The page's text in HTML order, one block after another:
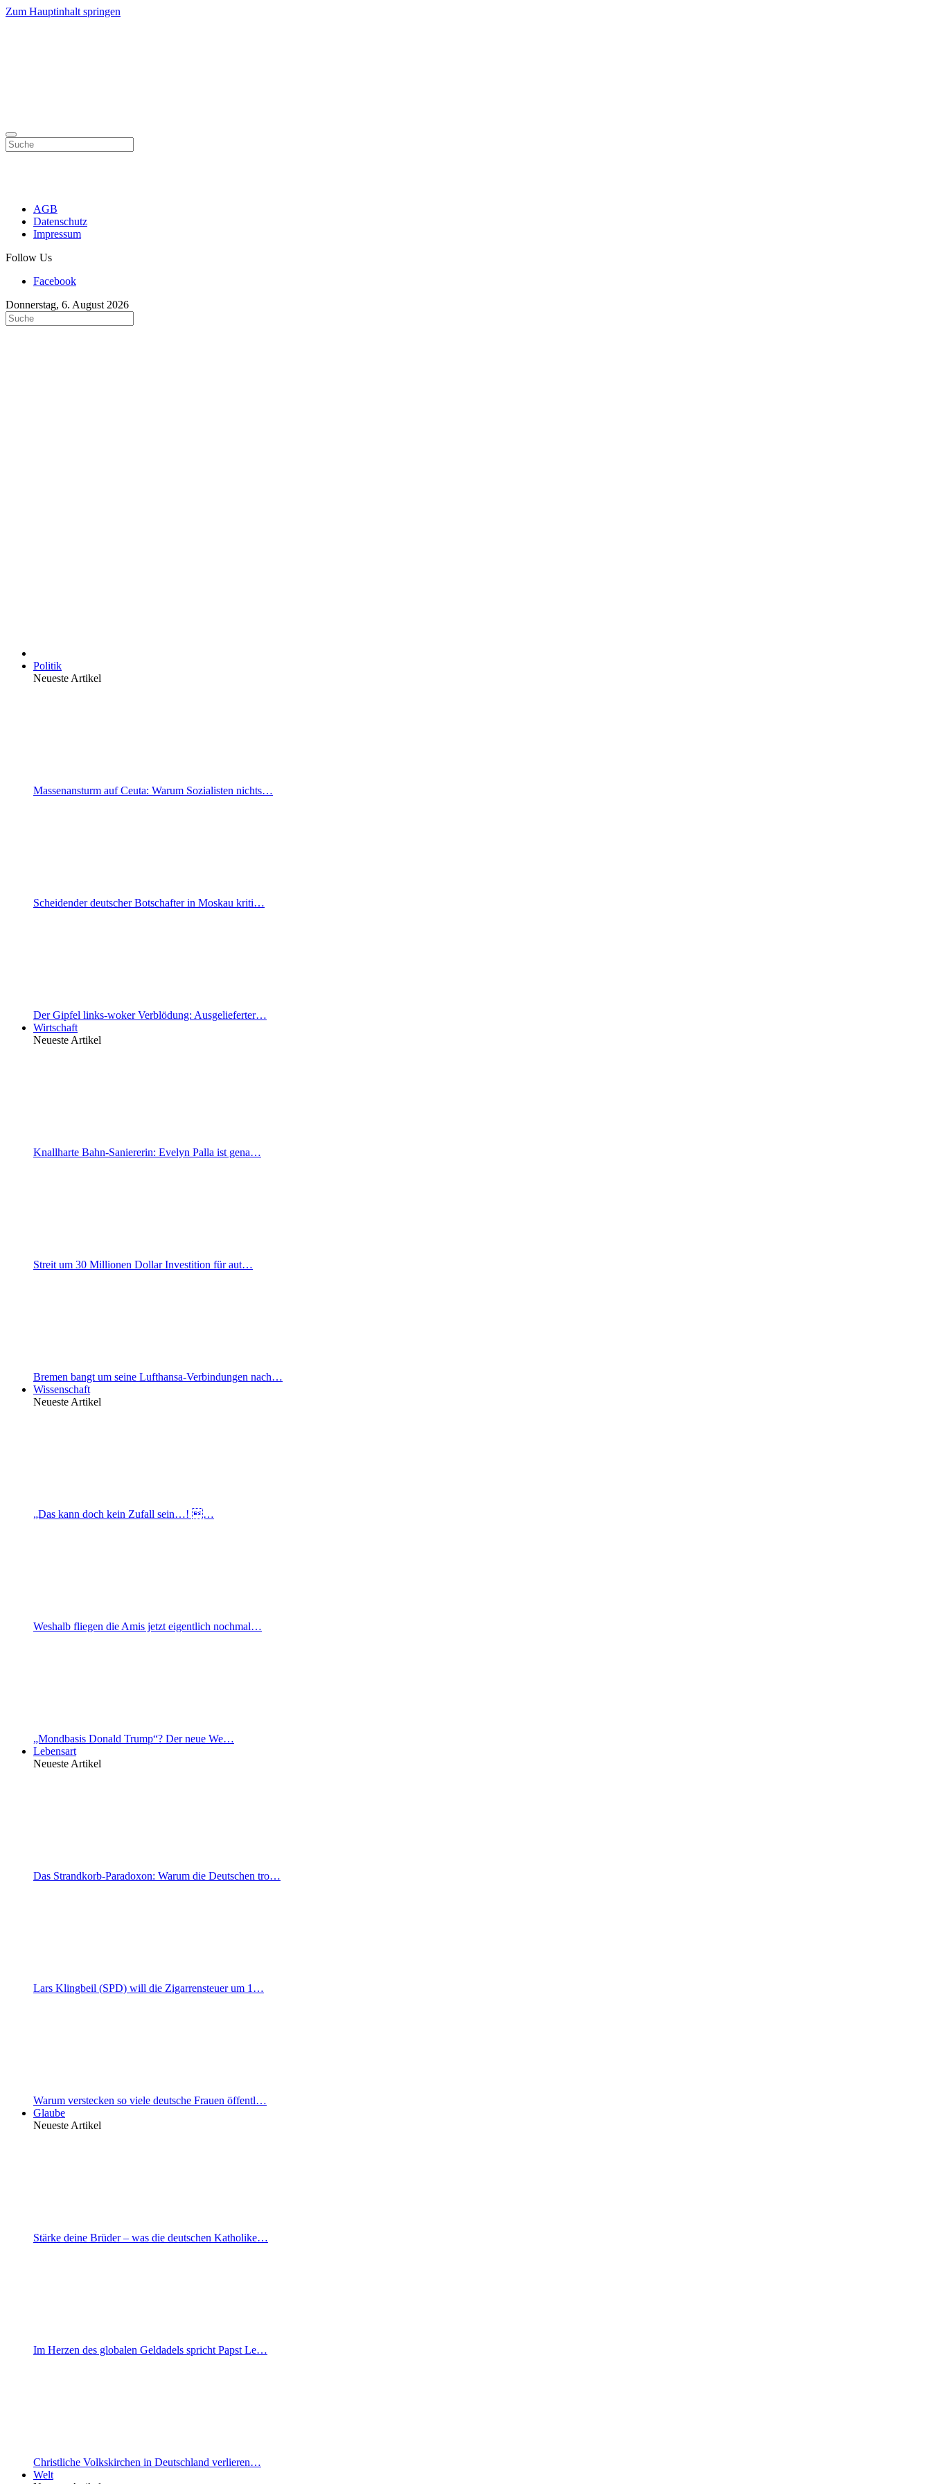
Zum Hauptinhalt springen
AGB
Datenschutz
Impressum
Follow Us
Facebook
Donnerstag, 6. August 2026
Politik
Neueste Artikel
Massenansturm auf Ceuta: Warum Sozialisten nichts…
Scheidender deutscher Botschafter in Moskau kriti…
Der Gipfel links-woker Verblödung: Ausgelieferter…
Wirtschaft
Neueste Artikel
Knallharte Bahn-Saniererin: Evelyn Palla ist gena…
Streit um 30 Millionen Dollar Investition für aut…
Bremen bangt um seine Lufthansa-Verbindungen nach…
Wissenschaft
Neueste Artikel
„Das kann doch kein Zufall sein…! …
Weshalb fliegen die Amis jetzt eigentlich nochmal…
„Mondbasis Donald Trump“? Der neue We…
Lebensart
Neueste Artikel
Das Strandkorb-Paradoxon: Warum die Deutschen tro…
Lars Klingbeil (SPD) will die Zigarrensteuer um 1…
Warum verstecken so viele deutsche Frauen öffentl…
Glaube
Neueste Artikel
Stärke deine Brüder – was die deutschen Katholike…
Im Herzen des globalen Geldadels spricht Papst Le…
Christliche Volkskirchen in Deutschland verlieren…
Welt